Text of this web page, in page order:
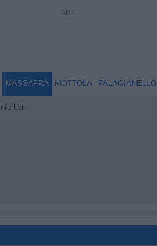
MASSAFRA
Info Utili
MOTTOLA PALAGIANELLO